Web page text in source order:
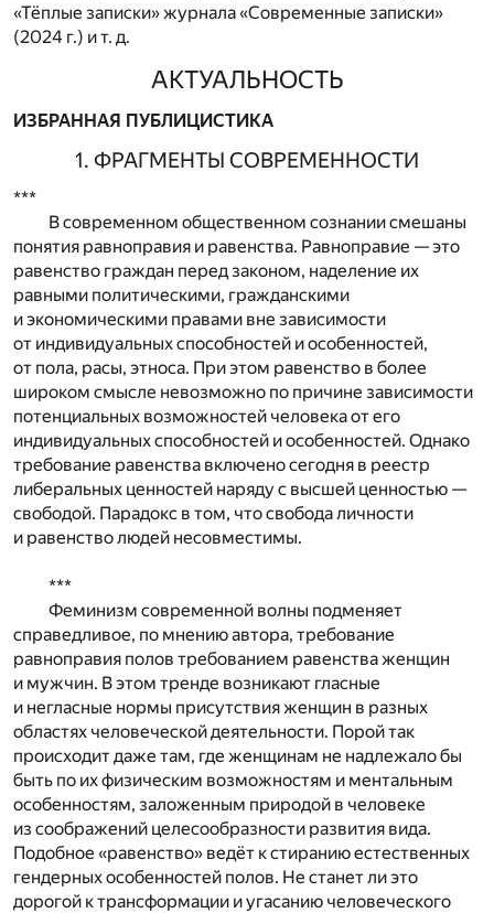
«Тёплые записки» журнала «Современные записки»
(2024 г.) и т. д.
АКТУАЛЬНОСТЬ
ИЗБРАННАЯ ПУБЛИЦИСТИКА
1. ФРАГМЕНТЫ СОВРЕМЕННОСТИ
***
В современном общественном сознании смешаны
понятия равноправия и равенства. Равноправие — это
равенство граждан перед законом, наделение их
равными политическими, гражданскими
и экономическими правами вне зависимости
от индивидуальных способностей и особенностей,
от пола, расы, этноса. При этом равенство в более
широком смысле невозможно по причине зависимости
потенциальных возможностей человека от его
индивидуальных способностей и особенностей. Однако
требование равенства включено сегодня в реестр
либеральных ценностей наряду с высшей ценностью —
свободой. Парадокс в том, что свобода личности
и равенство людей несовместимы.
***
Феминизм современной волны подменяет
справедливое, по мнению автора, требование
равноправия полов требованием равенства женщин
и мужчин. В этом тренде возникают гласные
и негласные нормы присутствия женщин в разных
областях человеческой деятельности. Порой так
происходит даже там, где женщинам не надлежало бы
быть по их физическим возможностям и ментальным
особенностям, заложенным природой в человеке
из соображений целесообразности развития вида.
Подобное «равенство» ведёт к стиранию естественных
гендерных особенностей полов. Не станет ли это
дорогой к трансформации и угасанию человеческого